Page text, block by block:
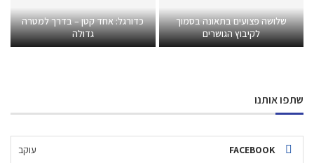
שלושה פצועים בתאונה בסמוך
לקיבוץ הגושרים
כדורגל: אחד קטן – בדרך למטרה
גדולה
שתפו אותנו
FACEBOOK עוקב